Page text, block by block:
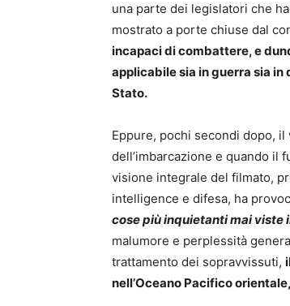
una parte dei legislatori che
mostrato a porte chiuse dal
incapaci di combattere, e
applicabile sia in guerra sia
Stato.
Eppure, pochi secondi dopo,
dell’imbarcazione e quando il
visione integrale del filmato,
intelligence e difesa, ha
cose più inquietanti mai viste
malumore e perplessità
trattamento dei sopravvissuti,
nell’Oceano Pacifico